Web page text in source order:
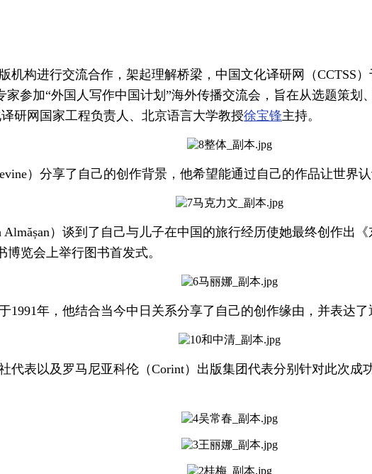
机构进行交流合作，架起理解桥梁，中国文化译研网（CCTSS
参加“外国人写作中国计划”海外传播交流会，旨在从选题策
研网国家工程负责人、北京语言大学教授徐宝锋主持。
）分享了自己的创作背景，他希望能通过自己的作品让世界认
Almășan）谈到了自己与儿子在中国的旅行经历使她最终创作
览会上举行图书首发式。
1991年，他结合当今中日关系分享了自己的创作缘由，并表达
代表以及罗马尼亚科伦（Corint）出版集团代表分别针对此次